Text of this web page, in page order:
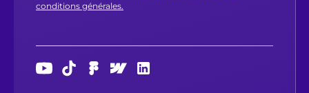
conditions générales.